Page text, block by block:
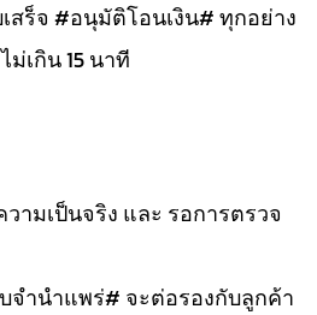
สร็จ #อนุมัติโอนเงิน# ทุกอย่าง
เกิน 15 นาที
ามเป็นจริง และ รอการตรวจ
จำนำแพร่# จะต่อรองกับลูกค้า